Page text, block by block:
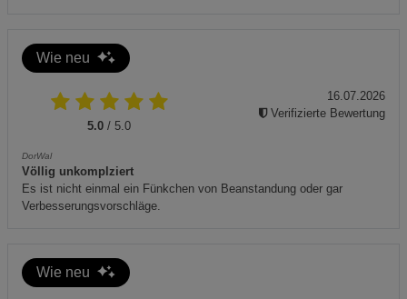
Wie neu
5.0 / 5.0
DorWal
Völlig unkomplziert
Es ist nicht einmal ein Fünkchen von Beanstandung oder gar
Verbesserungsvorschläge.
16.07.2026
Verifizierte Bewertung
Wie neu
Beschreibung Marketing Cookies